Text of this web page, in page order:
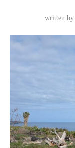
written by